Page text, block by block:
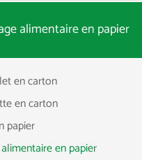
alimentaire en papier
en carton
en carton
papier
en papier